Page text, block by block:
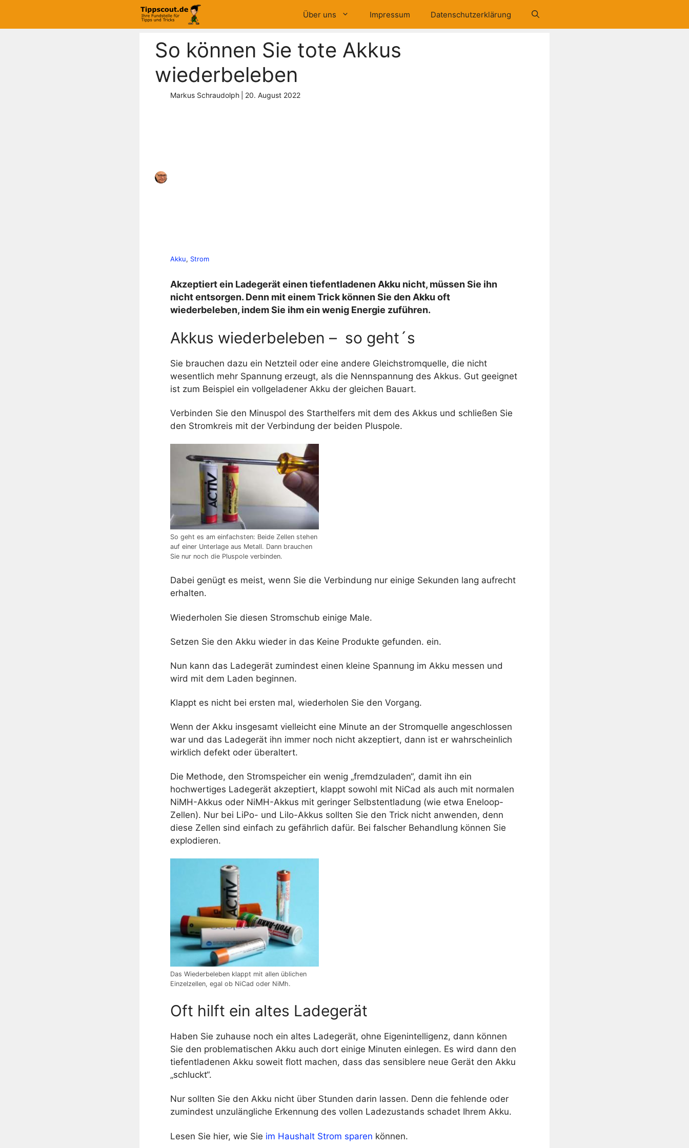
springen
Über uns Impressum Datenschutzerklärung
So können Sie tote Akkus
wiederbeleben
Markus Schraudolph 20. August 2022
Akku, Strom
Akzeptiert ein Ladegerät einen tiefentladenen Akku nicht, müssen Sie ihn
nicht entsorgen. Denn mit einem Trick können Sie den Akku oft
wiederbeleben, indem Sie ihm ein wenig Energie zuführen.
Akkus wiederbeleben – so geht´s
Sie brauchen dazu ein Netzteil oder eine andere Gleichstromquelle, die nicht
wesentlich mehr Spannung erzeugt, als die Nennspannung des Akkus. Gut geeignet
ist zum Beispiel ein vollgeladener Akku der gleichen Bauart.
Verbinden Sie den Minuspol des Starthelfers mit dem des Akkus und schließen Sie
den Stromkreis mit der Verbindung der beiden Pluspole.
So geht es am einfachsten: Beide Zellen stehen
auf einer Unterlage aus Metall. Dann brauchen
Sie nur noch die Pluspole verbinden.
Dabei genügt es meist, wenn Sie die Verbindung nur einige Sekunden lang aufrecht
erhalten.
Wiederholen Sie diesen Stromschub einige Male.
Setzen Sie den Akku wieder in das Keine Produkte gefunden. ein.
Nun kann das Ladegerät zumindest einen kleine Spannung im Akku messen und
wird mit dem Laden beginnen.
Klappt es nicht bei ersten mal, wiederholen Sie den Vorgang.
Wenn der Akku insgesamt vielleicht eine Minute an der Stromquelle angeschlossen
war und das Ladegerät ihn immer noch nicht akzeptiert, dann ist er wahrscheinlich
wirklich defekt oder überaltert.
Die Methode, den Stromspeicher ein wenig „fremdzuladen“, damit ihn ein
hochwertiges Ladegerät akzeptiert, klappt sowohl mit NiCad als auch mit normalen
NiMH-Akkus oder NiMH-Akkus mit geringer Selbstentladung (wie etwa Eneloop-
Zellen). Nur bei LiPo- und LiIo-Akkus sollten Sie den Trick nicht anwenden, denn
diese Zellen sind einfach zu gefährlich dafür. Bei falscher Behandlung können Sie
explodieren.
Das Wiederbeleben klappt mit allen üblichen
Einzelzellen, egal ob NiCad oder NiMh.
Oft hilft ein altes Ladegerät
Haben Sie zuhause noch ein altes Ladegerät, ohne Eigenintelligenz, dann können
Sie den problematischen Akku auch dort einige Minuten einlegen. Es wird dann den
tiefentladenen Akku soweit flott machen, dass das sensiblere neue Gerät den Akku
„schluckt“.
Nur sollten Sie den Akku nicht über Stunden darin lassen. Denn die fehlende oder
zumindest unzulängliche Erkennung des vollen Ladezustands schadet Ihrem Akku.
Lesen Sie hier, wie Sie im Haushalt Strom sparen können.